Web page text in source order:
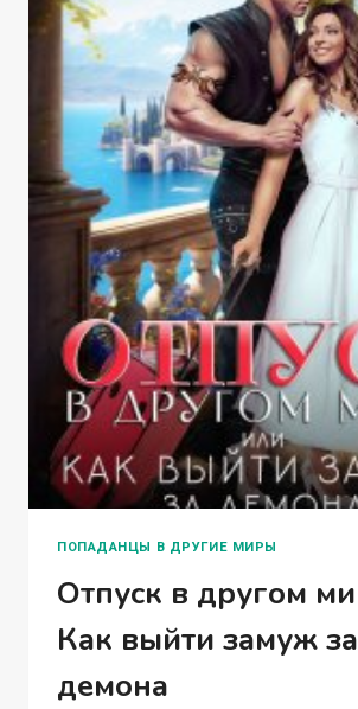
ПОПАДАНЦЫ В ДРУГИЕ МИРЫ
Отпуск в другом
Как выйти замуж за
демона